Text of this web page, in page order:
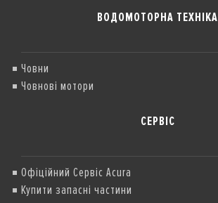
ВОДОМОТОРНА ТЕХНІКА
Човни
Човнові мотори
СЕРВІС
Офіційний Сервіс Acura
Купити запасні частини